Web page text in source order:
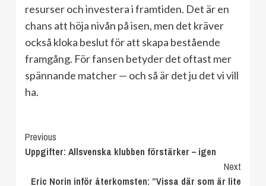
resurser och investera i framtiden. Det är en
chans att höja nivån på isen, men det kräver
också kloka beslut för att skapa bestående
framgång. För fansen betyder det oftast mer
spännande matcher — och så är det ju det vi vill
ha.
Continue
Reading
Previous
Uppgifter: Allsvenska klubben förstärker – igen
Next
Eric Norin inför återkomsten: ”Vissa där som är lite